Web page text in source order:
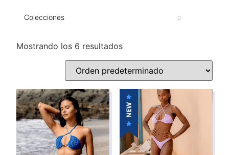
Colecciones 0
Mostrando los 6 resultados